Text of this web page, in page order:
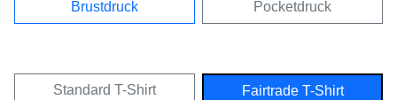
Brustdruck Pocketdruck
Standard T-Shirt Fairtrade T-Shirt